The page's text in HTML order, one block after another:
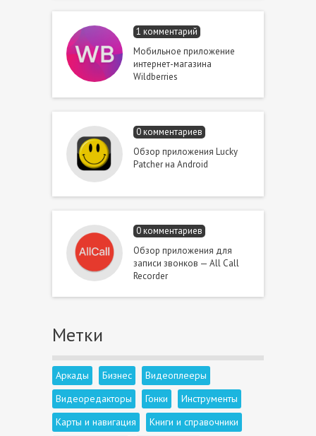
1 комментарий
Мобильное приложение
интернет-магазина
Wildberries
0 комментариев
Обзор приложения Lucky
Patcher на Android
0 комментариев
Обзор приложения для
записи звонков — All Call
Recorder
Метки
Аркады Бизнес
Видеоплееры
Видеоредакторы
Гонки
Инструменты
Карты и навигация
Книги и справочники